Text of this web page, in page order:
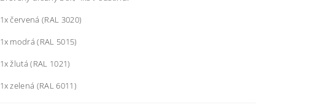
1x červená (RAL 3020)
1x modrá (RAL 5015)
1x žlutá (RAL 1021)
1x zelená (RAL 6011)